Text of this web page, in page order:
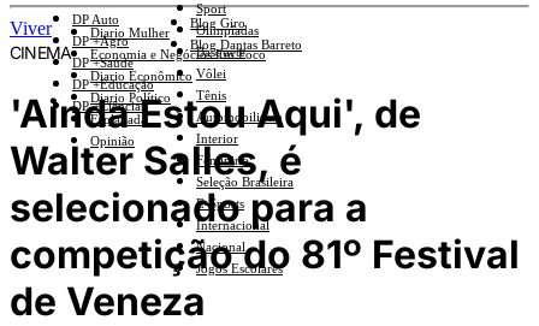
Sport
Olimpíadas
Basquete
Vôlei
Tênis
Automobilismo
Interior
Feminino
Seleção Brasileira
E-Sports
Internacional
Nacional
Jogos Escolares
DP Auto
DP +Agro
DP +Saúde
DP +Educação
DP +Ciências
Diario Mulher
Economia e Negócios Em Foco
Diario Econômico
Diario Político
Esplanada
Opinião
Blog Giro
Blog Dantas Barreto
Viver
CINEMA
'Ainda Estou Aqui', de
Walter Salles, é
selecionado para a
competição do 81º Festival
de Veneza